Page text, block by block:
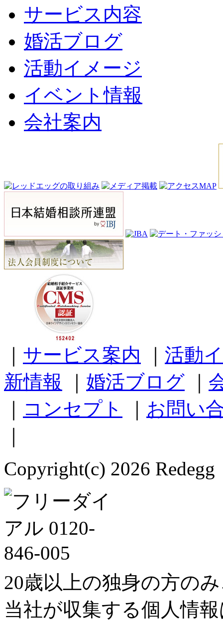
サービス内容
婚活ブログ
活動イメージ
イベント情報
会社案内
サービス案内
活動
新情報
婚活ブログ
コンセプト
お問い
Copyright(c) 2026
20歳以上の独身の方の
当社が収集する個人情